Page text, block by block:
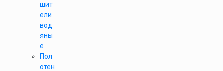
шит
ели
вод
яны
е
Пол
отен